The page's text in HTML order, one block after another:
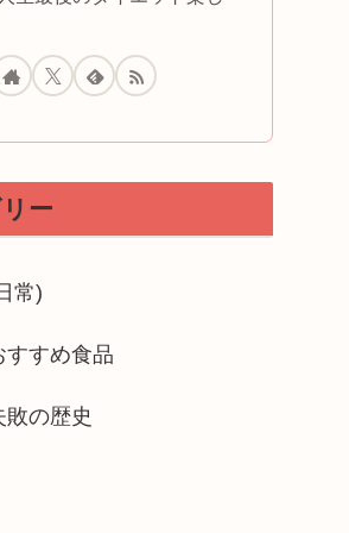
ー
常)
すすめ食品
敗の歴史